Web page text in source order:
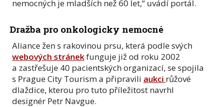
nemocných je mladších než 60 let,“ uvádí portál.
Dražba pro onkologicky nemocné
Aliance žen s rakovinou prsu, která podle svých
webových stránekfunguje již od roku 2002
a zastřešuje 40 pacientských organizací, se spojila
s Prague City Tourism a připravili aukci růžové
dlaždice, kterou pro tuto příležitost navrhl
designér Petr Navgue.